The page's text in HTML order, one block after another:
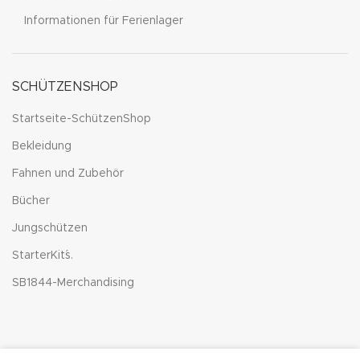
Informationen für Ferienlager
SCHÜTZENSHOP
Startseite-SchützenShop
Bekleidung
Fahnen und Zubehör
Bücher
Jungschützen
StarterKit´s.
SB1844-Merchandising